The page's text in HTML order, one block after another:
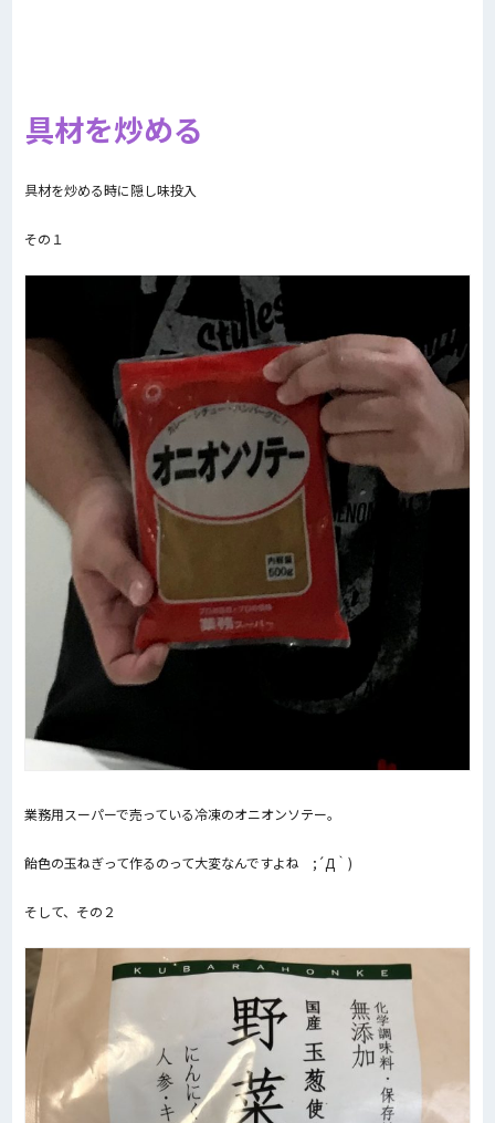
具材を炒める
具材を炒める時に隠し味投入
その１
業務用スーパーで売っている冷凍のオニオンソテー。
飴色の玉ねぎって作るのって大変なんですよね ;´Д｀)
そして、その２